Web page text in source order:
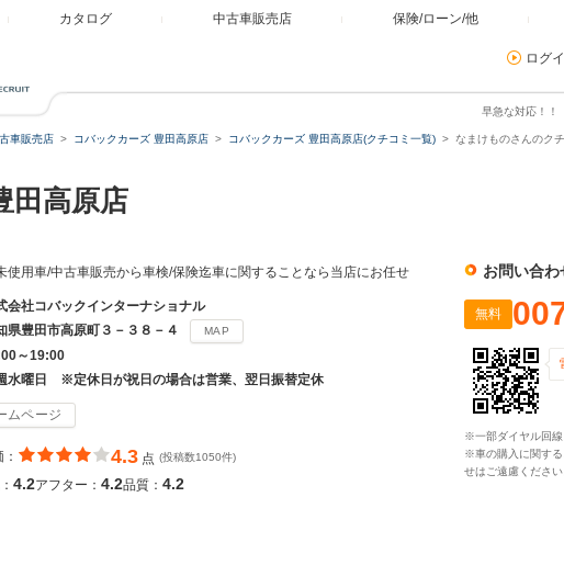
カタログ 中古車販売店 保険/ローン/他
ログ
早急な対応！！
車販売店 コバックカーズ 豊田高原店 コバックカーズ 豊田高原店(クチコミ一覧) なまけものさんのク
高原店
使用車/中古車販売から車検/保険迄車に関することなら当店にお任せ
会社コバックインターナショナル
県豊田市高原町３－３８－４ MAP
～19:00
水曜日 ※定休日が祝日の場合は営業、翌日振替定休
ムページ
4.3 点 (投稿数1050件)
4.2アフター： 4.2品質： 4.2
お問い合わ
無料
※一部ダイヤル回線
※車の購入に関する
せはご遠慮ください